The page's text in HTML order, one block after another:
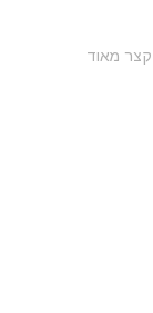
קצר מאוד